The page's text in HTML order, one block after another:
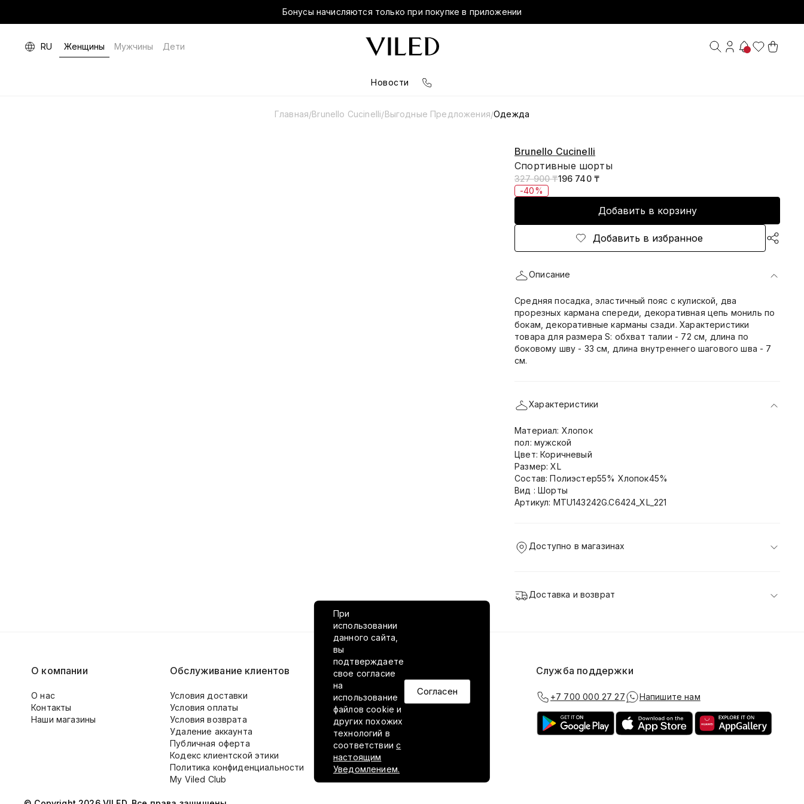
Бонусы начисляются только при покупке в приложении
RU Женщины Мужчины Дети
Новости
Главная/Brunello Cucinelli/Выгодные Предложения/Одежда
Brunello Cucinelli
Спортивные шорты
327 900 ₸196 740 ₸
-40%
Добавить в корзину
Добавить в избранное
Описание
Средняя посадка, эластичный пояс с кулиской, два
прорезных кармана спереди, декоративная цепь мониль по
бокам, декоративные карманы сзади. Характеристики
товара для размера S: обхват талии - 72 см, длина по
боковому шву - 33 см, длина внутреннего шагового шва - 7
см.
Характеристики
Материал: Хлопок
пол: мужской
Цвет: Коричневый
Размер: XL
Состав: Полиэстер55% Хлопок45%
Вид : Шорты
Артикул: MTU143242G.C6424_XL_221
Доступно в магазинах
Доставка и возврат
При
использовании
данного сайта,
вы
подтверждаете
свое согласие
на
использование
файлов cookie и
других похожих
технологий в
соответствиис
настоящим
Уведомлением.
Согласен
О компании
О нас
Контакты
Наши магазины
Обслуживание клиентов
Условия доставки
Условия оплаты
Условия возврата
Удаление аккаунта
Публичная оферта
Кодекс клиентской этики
Политика конфиденциальности
My Viled Club
VILED в соцсетях Служба поддержки
+7 700 000 27 27 Напишите нам